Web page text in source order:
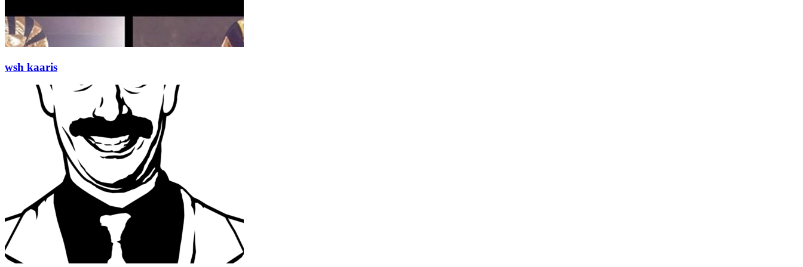
wsh kaaris